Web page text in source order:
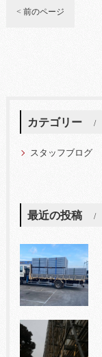
< 前のページ
カテゴリー
スタッフブログ
最近の投稿